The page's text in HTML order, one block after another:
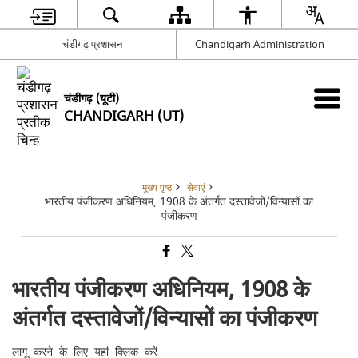
चंडीगढ़ प्रशासन Chandigarh Administration
चंडीगढ़ (यूटी)
CHANDIGARH (UT)
मुख्य पृष्ठ सेवाएं
भारतीय पंजीकरण अधिनियम, 1908 के अंतर्गत दस्तावेजों/विन्यासों का
पंजीकरण
भारतीय पंजीकरण अधिनियम, 1908 के
अंतर्गत दस्तावेजों/विन्यासों का पंजीकरण
लागू करने के लिए यहां क्लिक करें